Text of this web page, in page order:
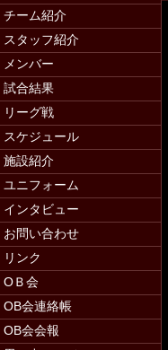
学生スタッフ
チーム紹介
スタッフ紹介
メンバー
試合結果
リーグ戦
スケジュール
施設紹介
ユニフォーム
インタビュー
お問い合わせ
リンク
ОＢ会
OB会連絡帳
OB会会報